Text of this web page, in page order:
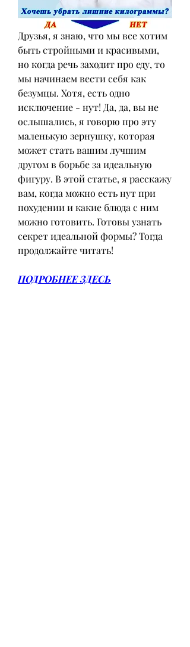
Друзья, я знаю, что мы все хотим
быть стройными и красивыми,
но когда речь заходит про еду, то
мы начинаем вести себя как
безумцы. Хотя, есть одно
исключение - нут! Да, да, вы не
ослышались, я говорю про эту
маленькую зернушку, которая
может стать вашим лучшим
другом в борьбе за идеальную
фигуру. В этой статье, я расскажу
вам, когда можно есть нут при
похудении и какие блюда с ним
можно готовить. Готовы узнать
секрет идеальной формы? Тогда
продолжайте читать!
ПОДРОБНЕЕ ЗДЕСЬ